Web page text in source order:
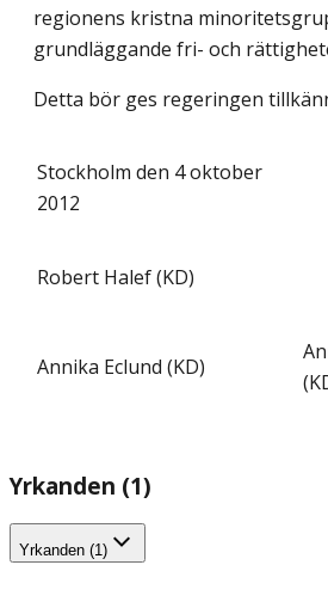
regionens kristna
grundläggande fri- och
Detta bör ges regeringen
Stockholm den 4 oktober
2012
Robert Halef (KD)
Annika Eclund (KD)
Yrkanden (1)
Yrkanden (1)